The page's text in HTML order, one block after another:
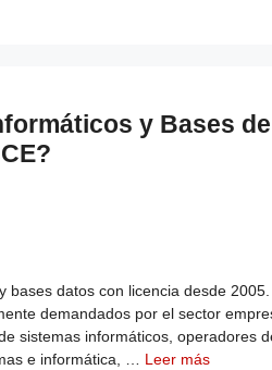
y Bases
datos con licencia desde
demandados por el sector
sistemas informáticos, operadores
e informática, … Leer más